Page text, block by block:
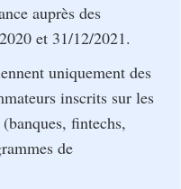
auprès des
et 31/12/2021.
uniquement des
inscrits sur les
fintechs,
de